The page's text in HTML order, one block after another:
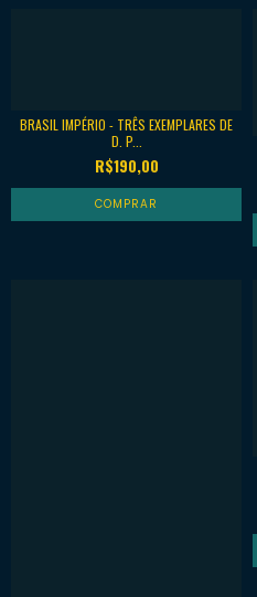
BRASIL IMPÉRIO - TRÊS EXEMPLARES DE
D. P...
R$190,00